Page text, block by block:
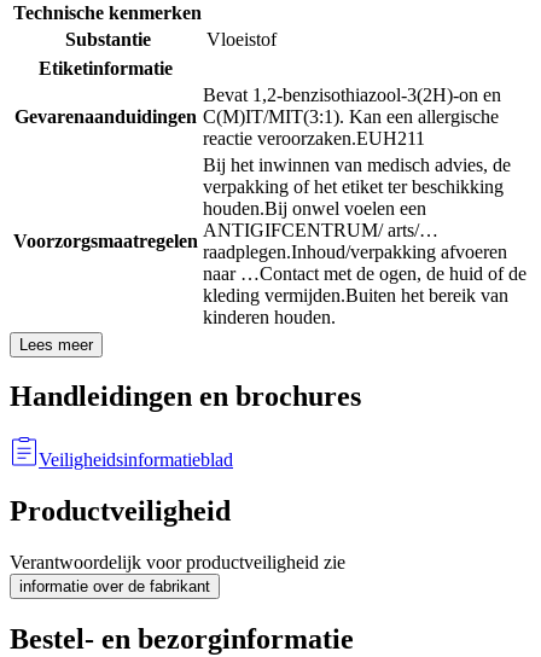
Technische kenmerken
Substantie
Vloeistof
Etiketinformatie
Gevarenaanduidingen
Bevat 1,2-benzisothiazool-3(2H)-on en
C(M)IT/MIT(3:1). Kan een allergische
reactie veroorzaken.EUH211
Voorzorgsmaatregelen
Bij het inwinnen van medisch advies, de
verpakking of het etiket ter beschikking
houden.Bij onwel voelen een
ANTIGIFCENTRUM/ arts/…
raadplegen.Inhoud/verpakking afvoeren
naar …Contact met de ogen, de huid of de
kleding vermijden.Buiten het bereik van
kinderen houden.
Lees meer
Handleidingen en brochures
Veiligheidsinformatieblad
Productveiligheid
Verantwoordelijk voor productveiligheid zie
informatie over de fabrikant
Bestel- en bezorginformatie